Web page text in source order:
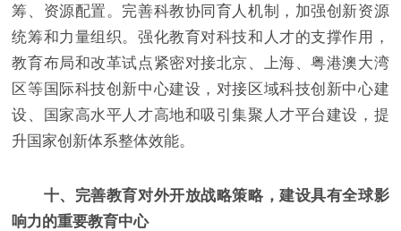
筹、资源配置。完善科教协同育人机制，加强创新资源
统筹和力量组织。强化教育对科技和人才的支撑作用，
教育布局和改革试点紧密对接北京、上海、粤港澳大湾
区等国际科技创新中心建设，对接区域科技创新中心建
设、国家高水平人才高地和吸引集聚人才平台建设，提
升国家创新体系整体效能。
十、完善教育对外开放战略策略，建设具有全球影
响力的重要教育中心